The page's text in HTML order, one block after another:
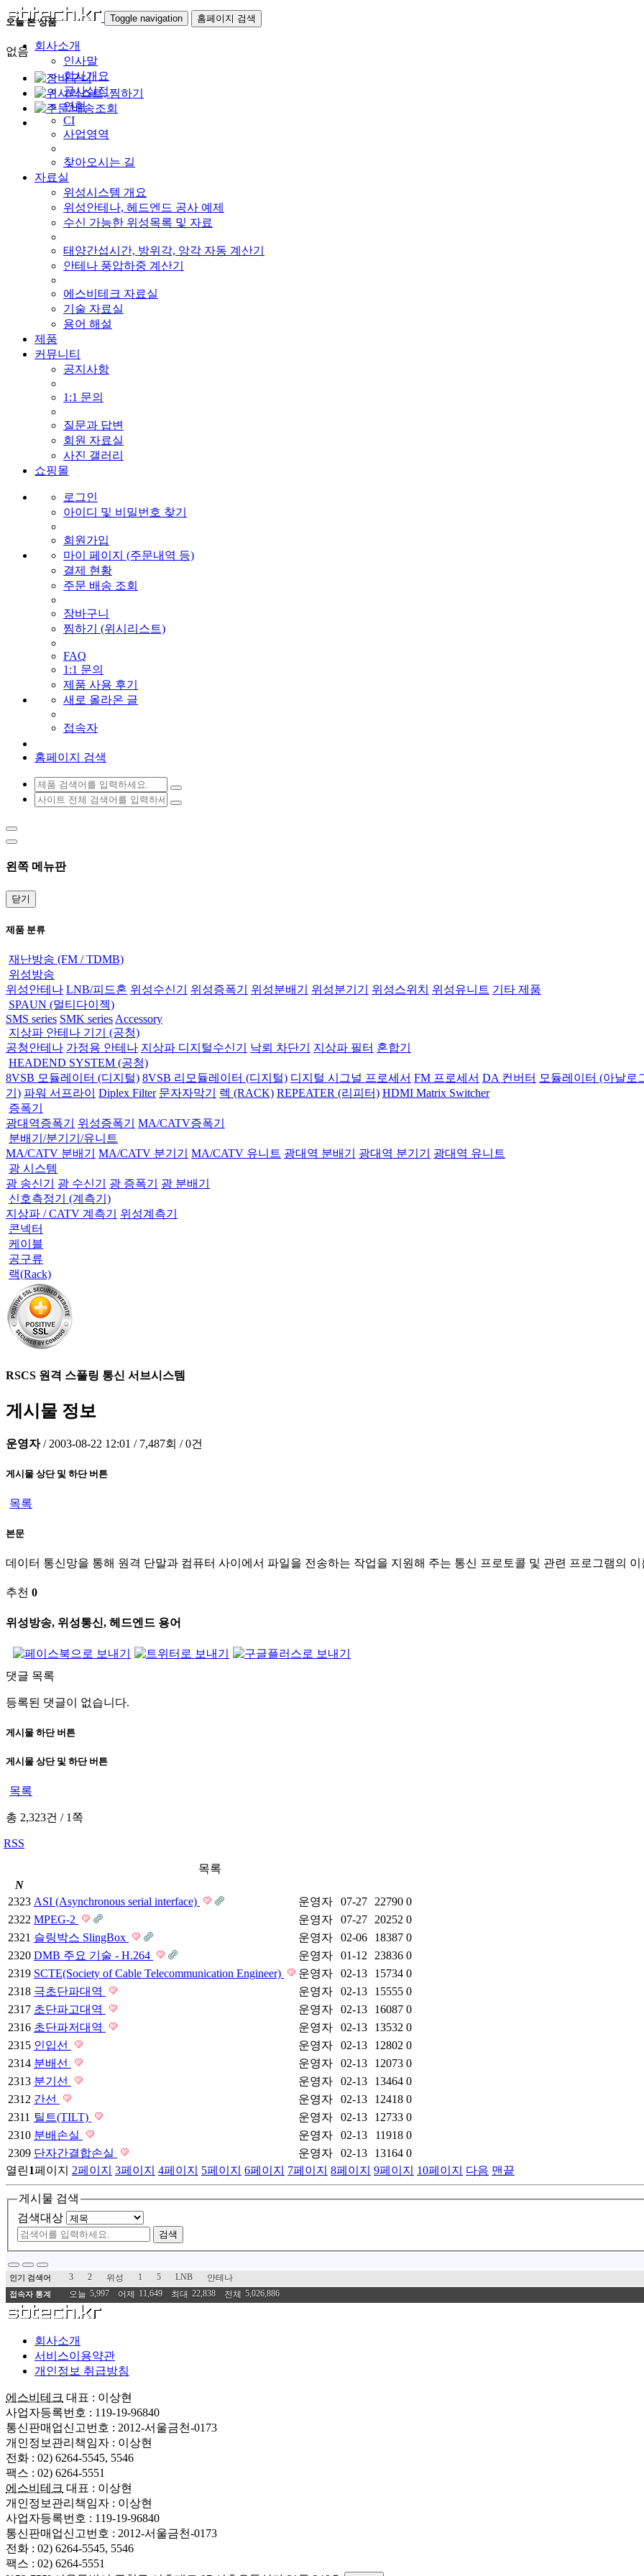
Toggle navigation 홈페이지 검색
회사소개
인사말
회사개요
공사실적
연혁
CI
사업영역
찾아오시는 길
자료실
위성시스템 개요
위성안테나, 헤드엔드 공사 예제
수신 가능한 위성목록 및 자료
태양간섭시간, 방위각, 앙각 자동 계산기
안테나 풍압하중 계산기
에스비테크 자료실
기술 자료실
용어 해설
제품
커뮤니티
공지사항
1:1 문의
질문과 답변
회원 자료실
사진 갤러리
쇼핑몰
로그인
아이디 및 비밀번호 찾기
회원가입
마이 페이지 (주문내역 등)
결제 현황
주문 배송 조회
장바구니
찜하기 (위시리스트)
FAQ
1:1 문의
제품 사용 후기
새로 올라온 글
접속자
홈페이지 검색
왼쪽 메뉴판
닫기
제품 분류
재난방송 (FM / TDMB)
위성방송
위성안테나 LNB/피드혼 위성수신기 위성증폭기 위성분배기 위성분기기 위성스위치 위성유니트 기타 제품
SPAUN (멀티다이젝)
SMS series SMK series Accessory
지상파 안테나 기기 (공청)
공청안테나 가정용 안테나 지상파 디지털수신기 낙뢰 차단기 지상파 필터 혼합기
HEADEND SYSTEM (공청)
8VSB 모듈레이터 (디지털) 8VSB 리모듈레이터 (디지털) 디지털 시그널 프로세서 FM 프로세서 DA 컨버터 모듈레이터 (아날로
기) 파워 서프라이 Diplex Filter 문자자막기 렉 (RACK) REPEATER (리피터) HDMI Matrix Switcher
증폭기
광대역증폭기
위성증폭기
MA/CATV증폭기
분배기/분기기/유니트
MA/CATV 분배기
MA/CATV 분기기 MA/CATV 유니트 광대역 분배기 광대역 분기기
광대역 유니트
광 시스템
광 송신기
광 수신기 광 증폭기
광 분배기
신호측정기 (계측기)
지상파 / CATV 계측기
위성계측기
콘넥터
케이블
공구류
랙(Rack)
RSCS 원격 스풀링 통신 서브시스템
게시물 정보
운영자 / 2003-08-22 12:01 / 7,487회 / 0건
게시물 상단 및 하단 버튼
목록
본문
데이터 통신망을 통해 원격 단말과 컴퓨터 사이에서 파일을 전송하는 작업을 지원해 주는 통신 프로토콜 및 관련 프로그램의 이
추천 0
위성방송, 위성통신, 헤드엔드 용어
댓글 목록
등록된 댓글이 없습니다.
게시물 하단 버튼
게시물 상단 및 하단 버튼
목록
총 2,323건 /1쪽
RSS
목록
N
2323 ASI (Asynchronous serial interface) 운영자 07-27 22790 0
2322 MPEG-2 운영자 07-27 20252 0
2321 슬링박스 SlingBox 운영자 02-06 18387 0
2320 DMB 주요 기술 - H.264 운영자 01-12 23836 0
2319 SCTE(Society of Cable Telecommunication Engineer) 운영자 02-13 15734 0
2318 극초단파대역 운영자 02-13 15555 0
2317 초단파고대역 운영자 02-13 16087 0
2316 초단파저대역 운영자 02-13 13532 0
2315 인입선 운영자 02-13 12802 0
2314 분배선 운영자 02-13 12073 0
2313 분기선 운영자 02-13 13464 0
2312 간선 운영자 02-13 12418 0
2311 틸트(TILT) 운영자 02-13 12733 0
2310 분배손실 운영자 02-13 11918 0
2309 단자간결합손실 운영자 02-13 13164 0
열린1페이지 2페이지 3페이지 4페이지 5페이지 6페이지 7페이지 8페이지 9페이지 10페이지 다음 맨끝
게시물 검색
검색대상
검색
오늘 본 상품
없음
인기 검색어 3 2 위성 1 5 LNB 안테나
접속자 통계 오늘 5,997 어제 11,649 최대 22,838 전체 5,026,886
회사소개
서비스이용약관
개인정보 취급방침
에스비테크 대표 : 이상현
사업자등록번호 : 119-19-96840
통신판매업신고번호 : 2012-서울금천-0173
개인정보관리책임자 : 이상현
전화 : 02) 6264-5545, 5546
팩스 : 02) 6264-5551
에스비테크 대표 : 이상현
개인정보관리책임자 : 이상현
사업자등록번호 : 119-19-96840
통신판매업신고번호 : 2012-서울금천-0173
전화 : 02) 6264-5545, 5546
팩스 : 02) 6264-5551